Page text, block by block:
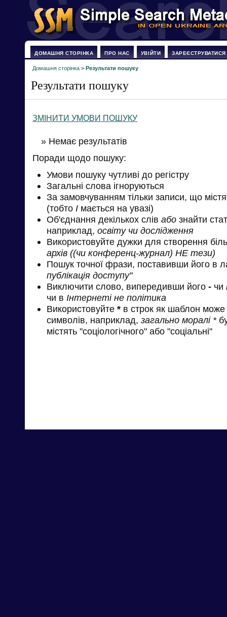
ДОМАШНЯ СТОРІНКА ПРО НАС УВІЙТИ ЗАРЕЄСТРУВАТИСЯ
Домашня сторінка > Результати пошуку
Результати пошуку
ЗМІНИТИ УМОВИ ПОШУКУ
» Немає результатів
Поради щодо пошуку:
Умови пошуку чутливі до регістру
Загальні слова ігноруються
За замовчуванням тільки записи, що
(тобто І мається на увазі)
Об'єднання декількох слів або знайти
наприклад, освіту чи дослідження
Використовуйте дужки для створення
архів ((чи конференц-журнал) НЕ тези)
Пошук точної фрази, поставивши його в
публікація доступу"
Виключити слово, випередивши його - чи
чи в Інтернеті не політика
Використовуйте * в строк як шаблон може
символів, наприклад, загально моралі *
містять "соціологічного" або "соціальні"